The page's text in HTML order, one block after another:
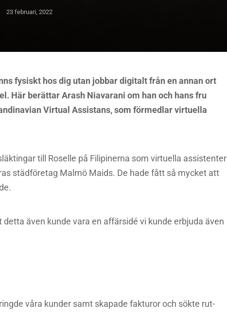
23 februari, 2022
fysiskt hos dig utan jobbar digitalt från en annan ort
Här berättar Arash Niavarani om han och hans fru
Virtual Assistans, som förmedlar virtuella
till Roselle på Filipinerna som virtuella assistenter
städföretag Malmö Maids. De hade fått så mycket att
även kunde vara en affärsidé vi kunde erbjuda även
våra kunder samt skapade fakturor och sökte rut-